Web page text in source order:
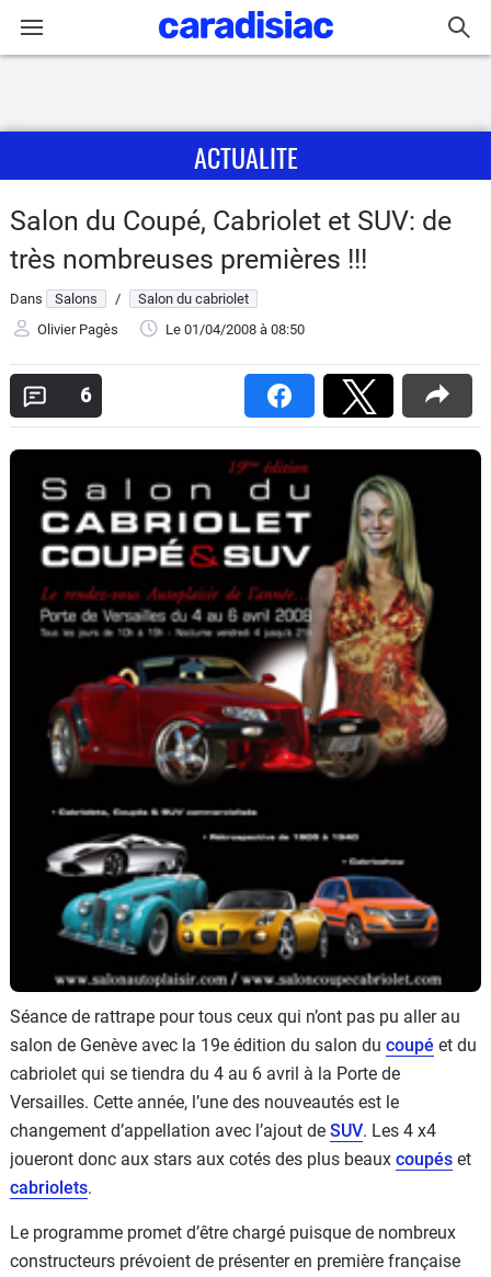
Actu
Essais
Guide
Electriques
Flottes
Auto
Services
Moto
Marques
ACTUALITE
Salon du Coupé, Cabriolet et SUV: de
très nombreuses premières !!!
Dans Salons /
Salon du cabriolet
Olivier Pagès
Le 01/04/2008 à 08:50
6
Séance de rattrape pour tous ceux qui n’ont pas pu aller au
salon de Genève avec la 19e édition du salon du coupé et du
cabriolet qui se tiendra du 4 au 6 avril à la Porte de
Versailles. Cette année, l’une des nouveautés est le
changement d’appellation avec l’ajout de SUV. Les 4 x4
joueront donc aux stars aux cotés des plus beaux coupés et
cabriolets.
Le programme promet d’être chargé puisque de nombreux
constructeurs prévoient de présenter en première française